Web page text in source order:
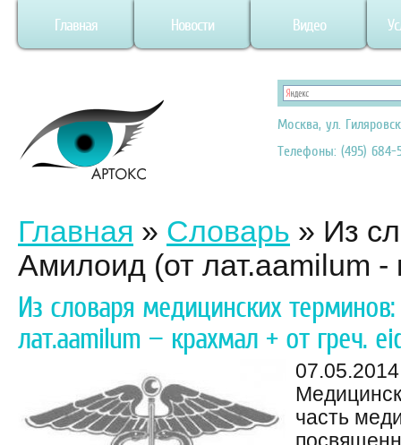
Главная Новости Видео
Москва, ул.
Телефоны: (495) 684-
Главная » Словарь » Из
Амилоид (от лат.аamilum -
Из словаря медицинских
лат.аamilum — крахмал + от греч.
07.05.2014
часть